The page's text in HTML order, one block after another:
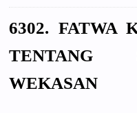
6302. FATWA
TENTANG
WEKASAN